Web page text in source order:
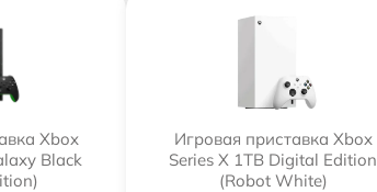
Xbox
Black
Игровая приставка Xbox
Series X 1TB Digital Edition
(Robot White)